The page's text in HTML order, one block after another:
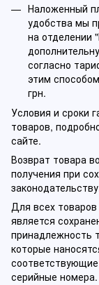
Наложенный
удобства мы
на отделении
согласно
этим
грн.
Условия и сроки
товаров,
сайте.
Возврат товара
получения при
Для всех
является
принадлежность
которые
серийные номера.